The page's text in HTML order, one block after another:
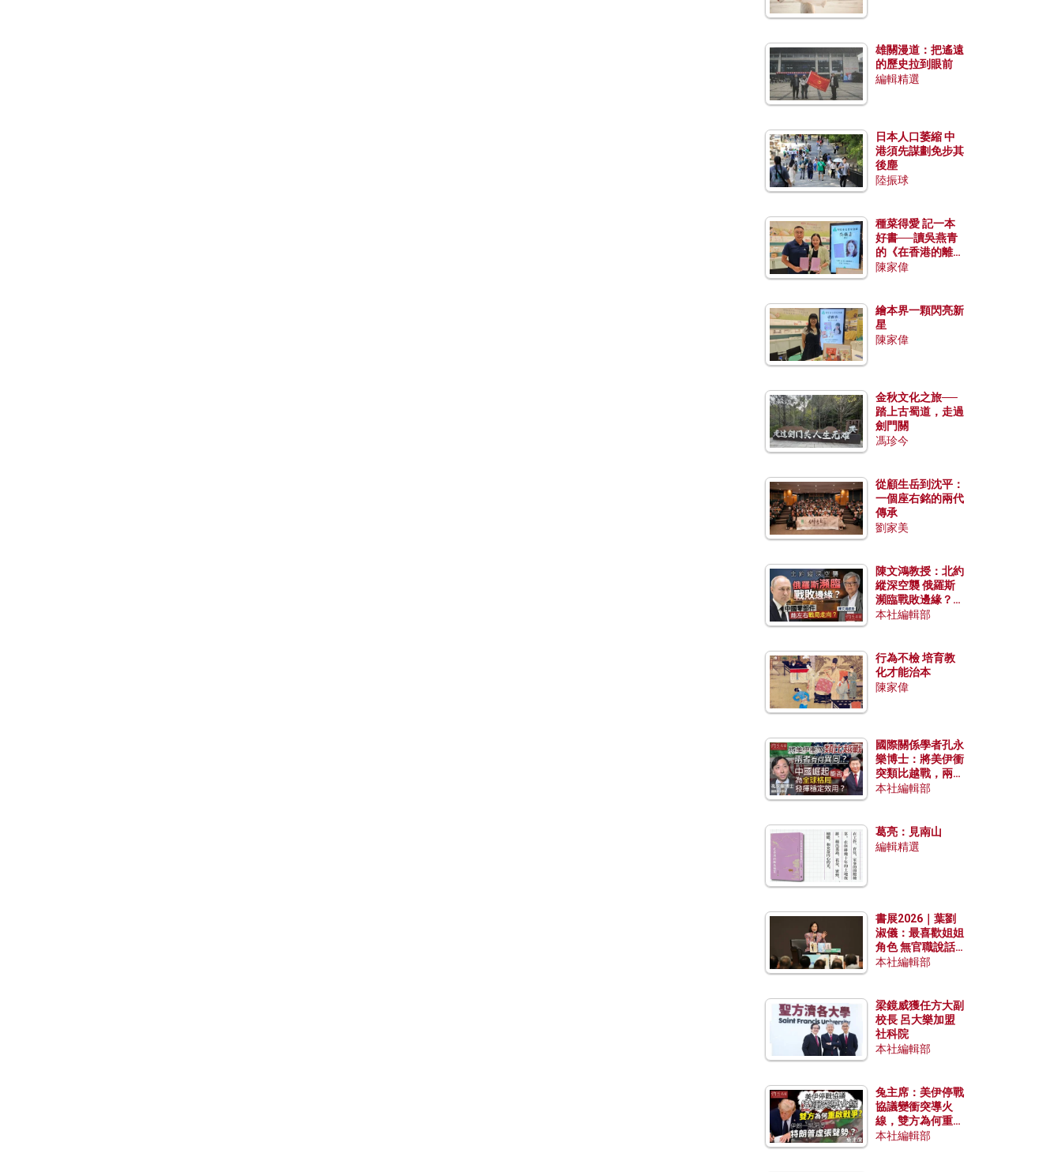
雄關漫道：把遙遠
的歷史拉到眼前
編輯精選
日本人口萎縮 中
港須先謀劃免步其
後塵
陸振球
種菜得愛 記一本
好書──讀吳燕青
的《在香港的離島
種菜》
陳家偉
繪本界一顆閃亮新
星
陳家偉
金秋文化之旅──
踏上古蜀道，走過
劍門關
馮珍今
從顧生岳到沈平：
一個座右銘的兩代
傳承
劉家美
陳文鴻教授：北約
縱深空襲 俄羅斯
瀕臨戰敗邊緣？中
國零部件能左右戰
本社編輯部
行為不檢 培育教
化才能治本
陳家偉
國際關係學者孔永
樂博士：將美伊衝
突類比越戰，兩者
有何異同？中國崛
本社編輯部
葛亮：見南山
編輯精選
書展2026｜葉劉
淑儀：最喜歡姐姐
角色 無官職說話
包袱少
本社編輯部
梁鏡威獲任方大副
校長 呂大樂加盟
社科院
本社編輯部
兔主席：美伊停戰
協議變衝突導火
線，雙方為何重啟
戰爭？伊朗一早洞
本社編輯部